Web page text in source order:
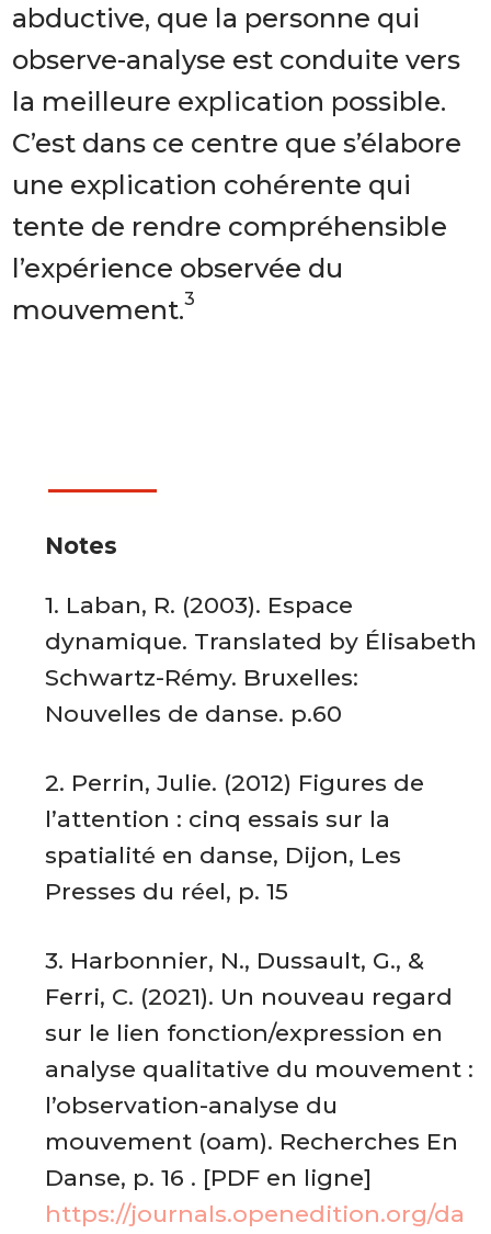
abductive, que la personne qui
observe-analyse est conduite vers
la meilleure explication possible.
C’est dans ce centre que s’élabore
une explication cohérente qui
tente de rendre compréhensible
l’expérience observée du
mouvement.3
Notes
1. Laban, R. (2003). Espace
dynamique. Translated by Élisabeth
Schwartz-Rémy. Bruxelles:
Nouvelles de danse. p.60
2. Perrin, Julie. (2012) Figures de
l’attention : cinq essais sur la
spatialité en danse, Dijon, Les
Presses du réel, p. 15
3. Harbonnier, N., Dussault, G., &
Ferri, C. (2021). Un nouveau regard
sur le lien fonction/expression en
analyse qualitative du mouvement :
l’observation-analyse du
mouvement (oam). Recherches En
Danse, p. 16 . [PDF en ligne]
https://journals.openedition.org/da